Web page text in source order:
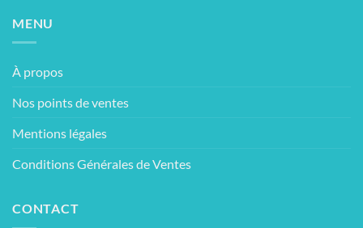
MENU
À propos
Nos points de ventes
Mentions légales
Conditions Générales de Ventes
CONTACT